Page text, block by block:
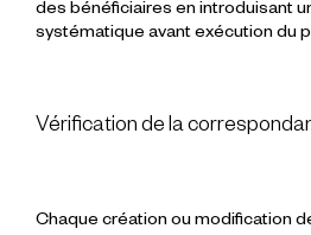
des bénéficiaires en introduisant
systématique avant exécution du
Vérification de la
Chaque création ou modification